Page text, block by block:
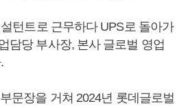
턴트로 근무하다 UPS로 돌아가
담당 부사장, 본사 글로벌 영업
문장을 거쳐 2024년 롯데글로벌